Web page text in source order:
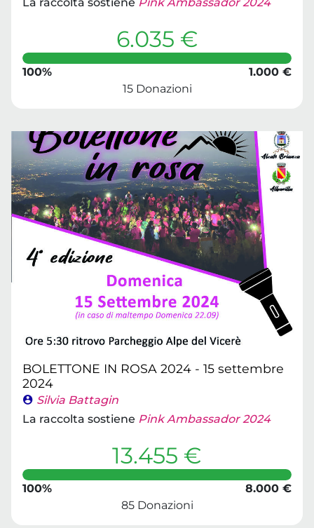
6.035 €
100%
1.000 €
15 Donazioni
BOLETTONE IN ROSA 2024 - 15 settembre
2024
Silvia Battagin
La raccolta sostiene Pink Ambassador 2024
13.455 €
100%
8.000 €
85 Donazioni